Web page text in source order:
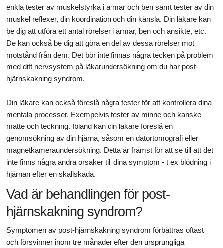
enkla tester av muskelstyrka i armar och ben samt tester av din
muskel reflexer, din koordination och din känsla. Din läkare kan
be dig att utföra ett antal rörelser i armar, ben och ansikte, etc.
De kan också be dig att göra en del av dessa rörelser mot
motstånd från dem. Det bör inte finnas några tecken på problem
med ditt nervsystem på läkarundersökning om du har post-
hjärnskakning syndrom.
Din läkare kan också föreslå några tester för att kontrollera dina
mentala processer. Exempelvis tester av minne och kanske
matte och teckning. Ibland kan din läkare föreslå en
genomsökning av din hjärna, såsom en datortomografi eller
magnetkameraundersökning. Detta är främst för att se till att det
inte finns några andra orsaker till dina symptom - t ex blödning i
hjärnan efter en skallskada.
Vad är behandlingen för post-
hjärnskakning syndrom?
Symptomen av post-hjärnskakning syndrom förbättras oftast
och försvinner inom tre månader efter den ursprungliga